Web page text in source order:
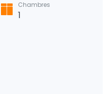
Chambres
1